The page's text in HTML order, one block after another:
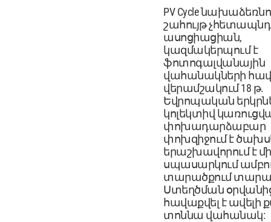
PV Cycle
շահույթ
ասոցիացիան,
կազմակերպում է
ֆոտոգալվանային
վահանակների
վերամշակում 18 թ.
Եվրոպական
կոլեկտիվ
փոխադարձաբար
փոխզիջում է
երաշխավորում է
սպասարկում
տարածքում
Ստեղծման
հավաքվել է ավելի
տոննա վահանակ: